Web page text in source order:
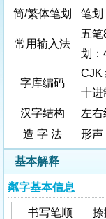
简/繁体笔划
笔划
常用输入法
五
划：
字库编码
CJK
十进
汉字结构
左右
造 字 法
形声
基本解释
粼字基本信息
书写笔顺 捺